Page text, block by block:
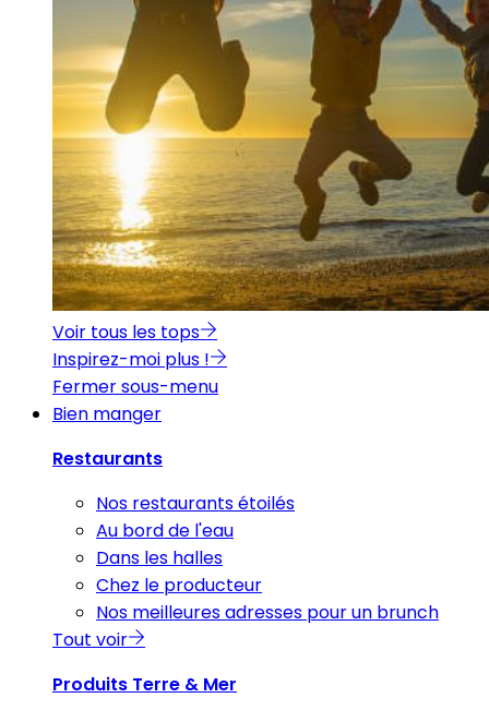
Voir tous les tops
Inspirez-moi plus !
Fermer sous-menu
Bien manger
Restaurants
Nos restaurants étoilés
Au bord de l'eau
Dans les halles
Chez le producteur
Nos meilleures adresses pour un brunch
Tout voir
Produits Terre & Mer